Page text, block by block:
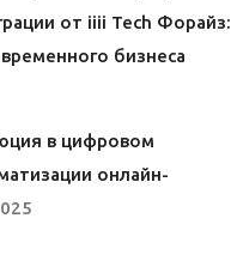
от iiii Tech Форайз:
бизнеса
в цифровом
онлайн-